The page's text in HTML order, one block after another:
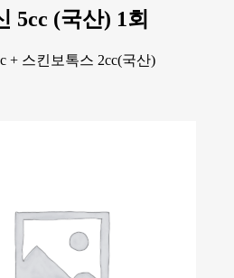
5cc (국산) 1회
+ 스킨보톡스 2cc(국산)